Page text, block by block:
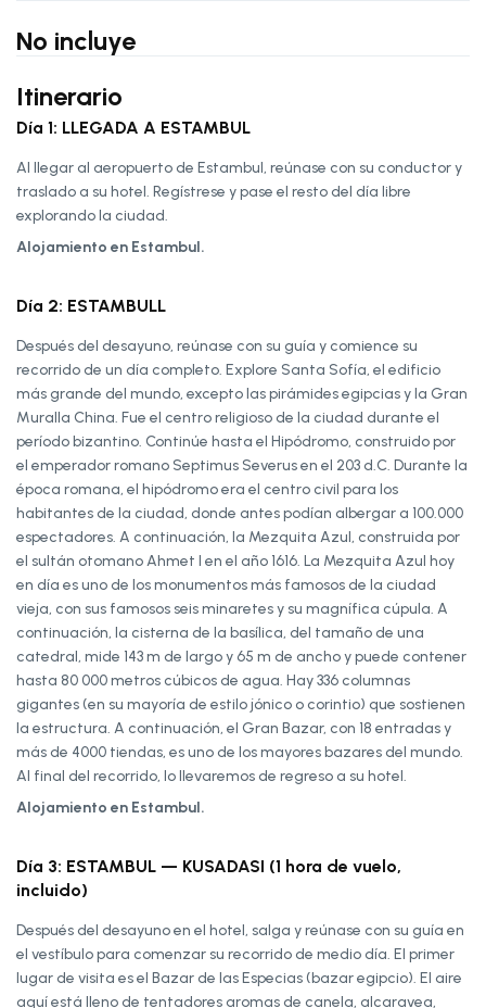
No incluye
Itinerario
Día 1: LLEGADA A ESTAMBUL
Al llegar al aeropuerto de Estambul, reúnase con su conductor y
traslado a su hotel. Regístrese y pase el resto del día libre
explorando la ciudad.
Alojamiento en Estambul.
Día 2: ESTAMBULL
Después del desayuno, reúnase con su guía y comience su
recorrido de un día completo. Explore Santa Sofía, el edificio
más grande del mundo, excepto las pirámides egipcias y la Gran
Muralla China. Fue el centro religioso de la ciudad durante el
período bizantino. Continúe hasta el Hipódromo, construido por
el emperador romano Septimus Severus en el 203 d.C. Durante la
época romana, el hipódromo era el centro civil para los
habitantes de la ciudad, donde antes podían albergar a 100.000
espectadores. A continuación, la Mezquita Azul, construida por
el sultán otomano Ahmet I en el año 1616. La Mezquita Azul hoy
en día es uno de los monumentos más famosos de la ciudad
vieja, con sus famosos seis minaretes y su magnífica cúpula. A
continuación, la cisterna de la basílica, del tamaño de una
catedral, mide 143 m de largo y 65 m de ancho y puede contener
hasta 80 000 metros cúbicos de agua. Hay 336 columnas
gigantes (en su mayoría de estilo jónico o corintio) que sostienen
la estructura. A continuación, el Gran Bazar, con 18 entradas y
más de 4000 tiendas, es uno de los mayores bazares del mundo.
Al final del recorrido, lo llevaremos de regreso a su hotel.
Alojamiento en Estambul.
Día 3: ESTAMBUL — KUSADASI (1 hora de vuelo,
incluido)
Después del desayuno en el hotel, salga y reúnase con su guía en
el vestíbulo para comenzar su recorrido de medio día. El primer
lugar de visita es el Bazar de las Especias (bazar egipcio). El aire
aquí está lleno de tentadores aromas de canela, alcaravea,